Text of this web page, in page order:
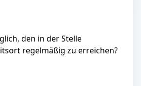
den in der Stelle
regelmäßig zu erreichen?